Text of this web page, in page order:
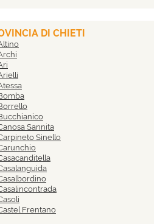
Cesena
DI CHIETI
Sannita
Sinello
Frentano